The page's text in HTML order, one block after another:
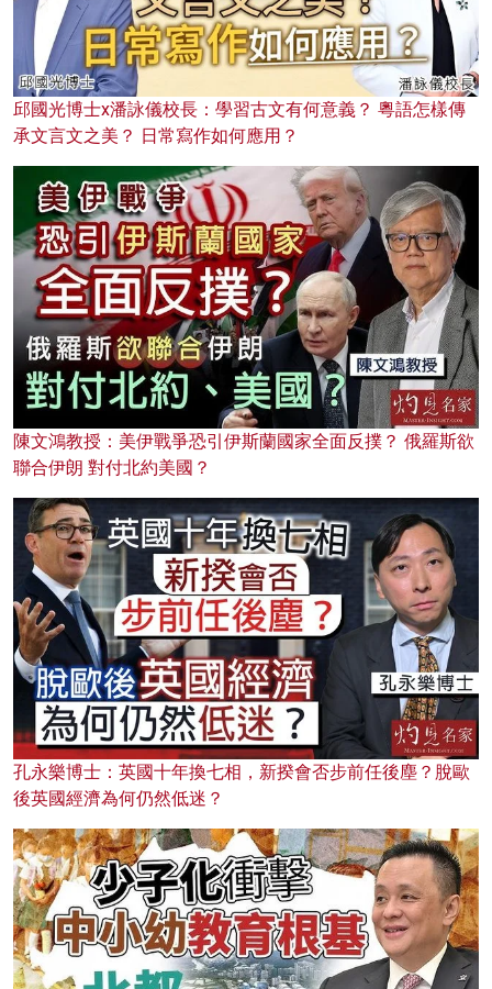
邱國光博士x潘詠儀校長：學習古文有何意義？ 粵語怎樣傳
承文言文之美？ 日常寫作如何應用？
陳文鴻教授：美伊戰爭恐引伊斯蘭國家全面反撲？ 俄羅斯欲
聯合伊朗 對付北約美國？
孔永樂博士：英國十年換七相，新揆會否步前任後塵？脫歐
後英國經濟為何仍然低迷？